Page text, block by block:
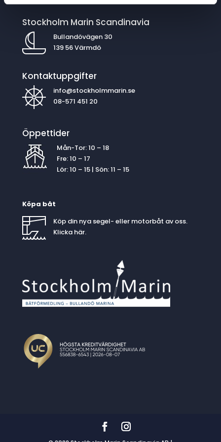
Stockholm Marin Scandinavia
Bullandövägen 30
139 56 Värmdö
Kontaktuppgifter
info@stockholmmarin.se
08-571 451 20
Öppettider
Mån-Tor: 10 – 18
Fre: 10 – 17
Lör: 10 – 15 | Sön: 11 – 15
Köpa båt
Köp din nya segel- eller motorbåt av oss.
Klicka här.